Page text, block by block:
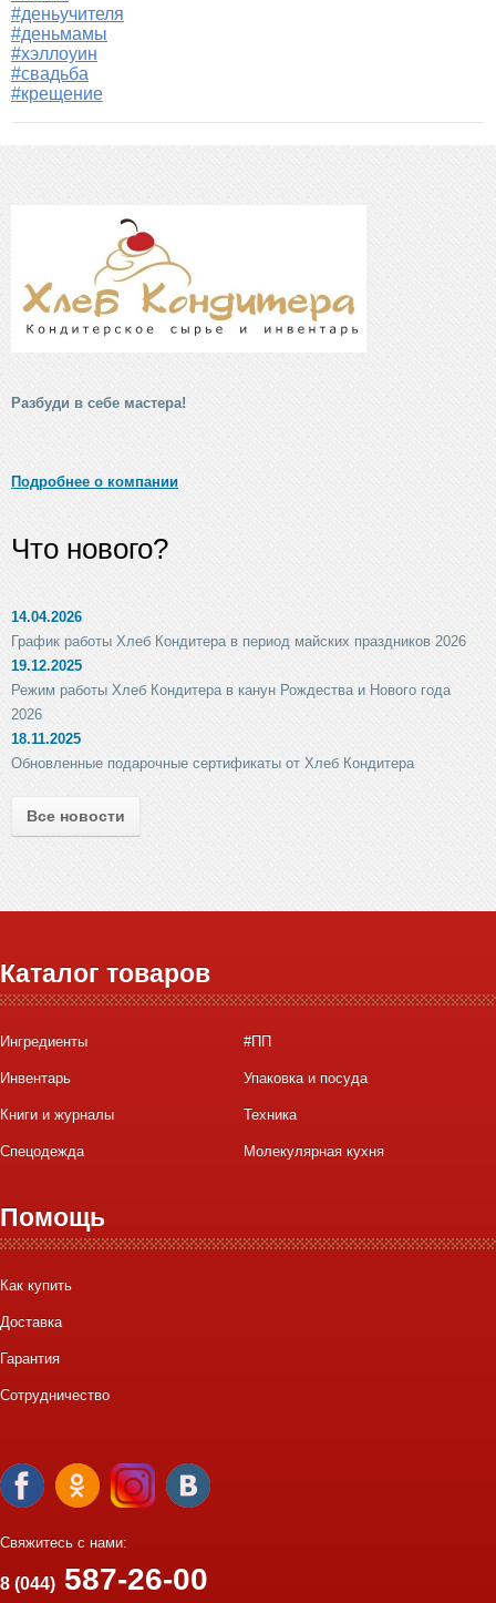
#деньучителя
#деньмамы
#хэллоуин
#свадьба
#крещение
Разбуди в себе мастера!
Подробнее о компании
Что нового?
14.04.2026
График работы Хлеб Кондитера в период майских праздников 2026
19.12.2025
Режим работы Хлеб Кондитера в канун Рождества и Нового года
2026
18.11.2025
Обновленные подарочные сертификаты от Хлеб Кондитера
Все новости
Каталог товаров
Ингредиенты #ПП
Инвентарь Упаковка и посуда
Книги и журналы Техника
Спецодежда Молекулярная кухня
Помощь
Как купить
Доставка
Гарантия
Сотрудничество
Свяжитесь с нами:
8 (044) 587-26-00